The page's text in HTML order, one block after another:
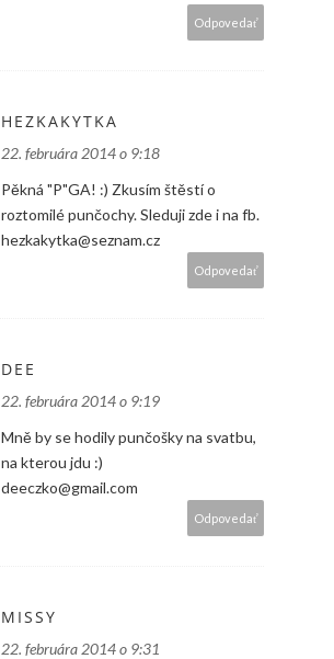
Odpovedať
HEZKAKYTKA
22. februára 2014 o 9:18
Pěkná "P"GA! :) Zkusím štěstí o
roztomilé punčochy. Sleduji zde i na fb.
hezkakytka@seznam.cz
Odpovedať
DEE
22. februára 2014 o 9:19
Mně by se hodily punčošky na svatbu,
na kterou jdu :)
deeczko@gmail.com
Odpovedať
MISSY
22. februára 2014 o 9:31